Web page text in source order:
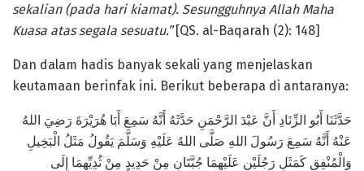
sekalian (pada hari kiamat). Sesungguhnya Allah Maha
Kuasa atas segala sesuatu.”[QS. al-Baqarah (2): 148]
Dan dalam hadis banyak sekali yang menjelaskan
keutamaan berinfak ini. Berikut beberapa di antaranya:
حَدَّثَنَا أَبُو الزِّنَادِ أَنَّ عَبْدَ الرَّحْمَنِ حَدَّثَهُ أَنَّهُ سَمِعَ أَبَا هُرَيْرَةَ رَضِيَ اللهُ
عَنْهُ أَنَّهُ سَمِعَ رَسُولَ اللهِ صَلَّى اللهُ عَلَيْهِ وَسَلَّمَ يَقُولُ مَثَلُ الْبَخِيلِ
وَالْمُنْفِقِ كَمَثَلِ رَجُلَيْنِ عَلَيْهِمَا جُبَّتَانِ مِنْ حَدِيدٍ مِنْ ثُدِيِّهِمَا إِلَى